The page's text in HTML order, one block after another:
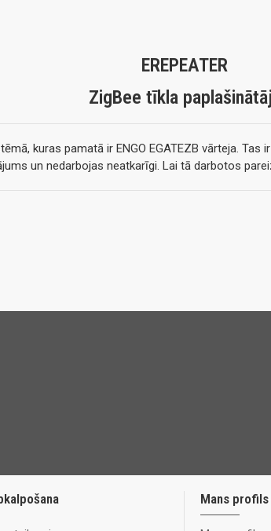
EREPEATER
ZigBee tīkla
kuras pamatā ir ENGO EGATEZB vārteja.
un nedarbojas neatkarīgi. Lai tā darbotos
Mans profils